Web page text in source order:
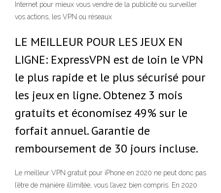
Internet pour mieux vous vendre de la publicité ou surveiller
vos actions, les VPN ou réseaux
LE MEILLEUR POUR LES JEUX EN
LIGNE: ExpressVPN est de loin le VPN
le plus rapide et le plus sécurisé pour
les jeux en ligne. Obtenez 3 mois
gratuits et économisez 49% sur le
forfait annuel. Garantie de
remboursement de 30 jours incluse.
Le meilleur VPN gratuit pour iPhone en 2020 ne peut donc pas
l’être de manière illimitée, vous l’avez bien compris. En 2020